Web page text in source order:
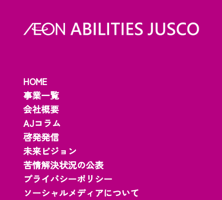
HOME
事業一覧
会社概要
AJコラム
啓発発信
未来ビジョン
苦情解決状況の公表
プライバシーポリシー
ソーシャルメディアについて